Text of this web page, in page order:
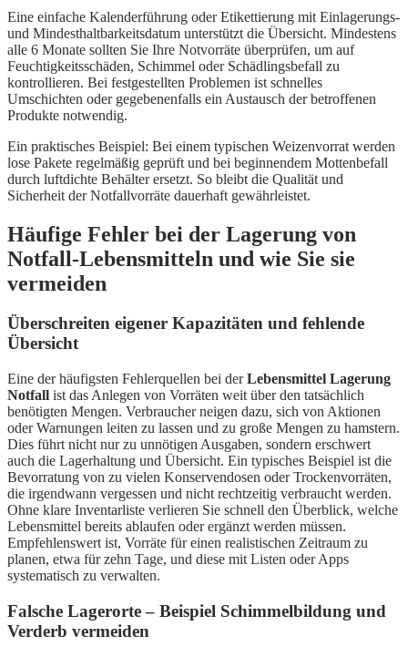
Eine einfache Kalenderführung oder Etikettierung mit Einlagerungs-
und Mindesthaltbarkeitsdatum unterstützt die Übersicht. Mindestens
alle 6 Monate sollten Sie Ihre Notvorräte überprüfen, um auf
Feuchtigkeitsschäden, Schimmel oder Schädlingsbefall zu
kontrollieren. Bei festgestellten Problemen ist schnelles
Umschichten oder gegebenenfalls ein Austausch der betroffenen
Produkte notwendig.
Ein praktisches Beispiel: Bei einem typischen Weizenvorrat werden
lose Pakete regelmäßig geprüft und bei beginnendem Mottenbefall
durch luftdichte Behälter ersetzt. So bleibt die Qualität und
Sicherheit der Notfallvorräte dauerhaft gewährleistet.
Häufige Fehler bei der Lagerung von
Notfall-Lebensmitteln und wie Sie sie
vermeiden
Überschreiten eigener Kapazitäten und fehlende
Übersicht
Eine der häufigsten Fehlerquellen bei derLebensmittel Lagerung
Notfall ist das Anlegen von Vorräten weit über den tatsächlich
benötigten Mengen. Verbraucher neigen dazu, sich von Aktionen
oder Warnungen leiten zu lassen und zu große Mengen zu hamstern.
Dies führt nicht nur zu unnötigen Ausgaben, sondern erschwert
auch die Lagerhaltung und Übersicht. Ein typisches Beispiel ist die
Bevorratung von zu vielen Konservendosen oder Trockenvorräten,
die irgendwann vergessen und nicht rechtzeitig verbraucht werden.
Ohne klare Inventarliste verlieren Sie schnell den Überblick, welche
Lebensmittel bereits ablaufen oder ergänzt werden müssen.
Empfehlenswert ist, Vorräte für einen realistischen Zeitraum zu
planen, etwa für zehn Tage, und diese mit Listen oder Apps
systematisch zu verwalten.
Falsche Lagerorte – Beispiel Schimmelbildung und
Verderb vermeiden